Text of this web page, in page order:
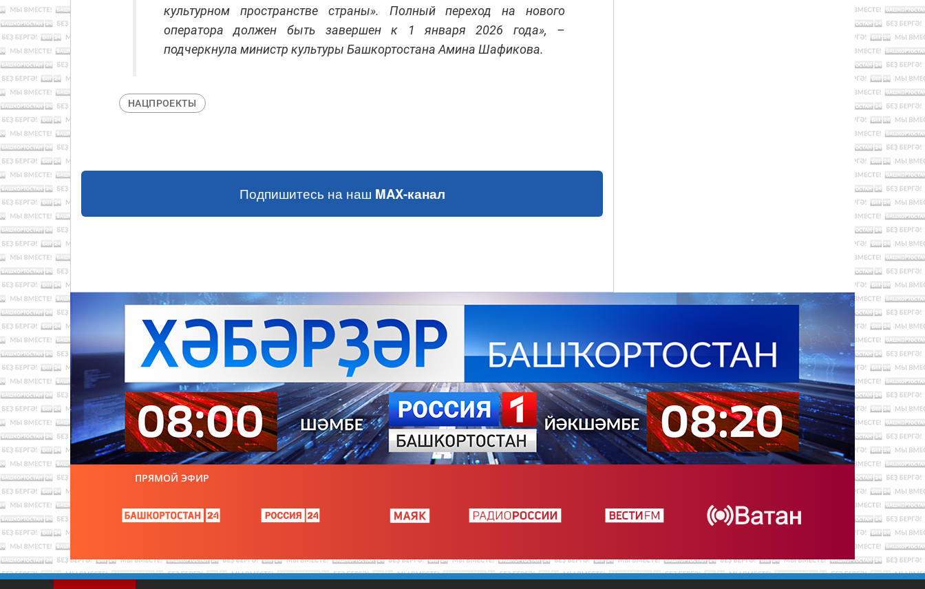
культурном пространстве страны». Полный переход на нового
оператора должен быть завершен к 1 января 2026 года», –
подчеркнула министр культуры Башкортостана Амина Шафикова.
НАЦПРОЕКТЫ
Подпишитесь на наш MAX-канал
ПРЯМОЙ ЭФИР